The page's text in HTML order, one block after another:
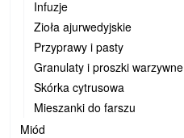
Infuzje
Zioła ajurwedyjskie
Przyprawy i pasty
Granulaty i proszki warzywne
Skórka cytrusowa
Mieszanki do farszu
Miód